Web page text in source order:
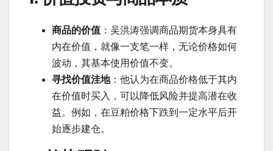
商品的价值 ：吴洪涛强调商品期货本身具有
内在价值，就像一支笔一样，无论价格如何
波动，其基本使用价值不变。
寻找价值洼地：他认为在商品价格低于其内
在价值时买入，可以降低风险并提高潜在收
益。例如，在豆粕价格下跌到一定水平后开
始逐步建仓。